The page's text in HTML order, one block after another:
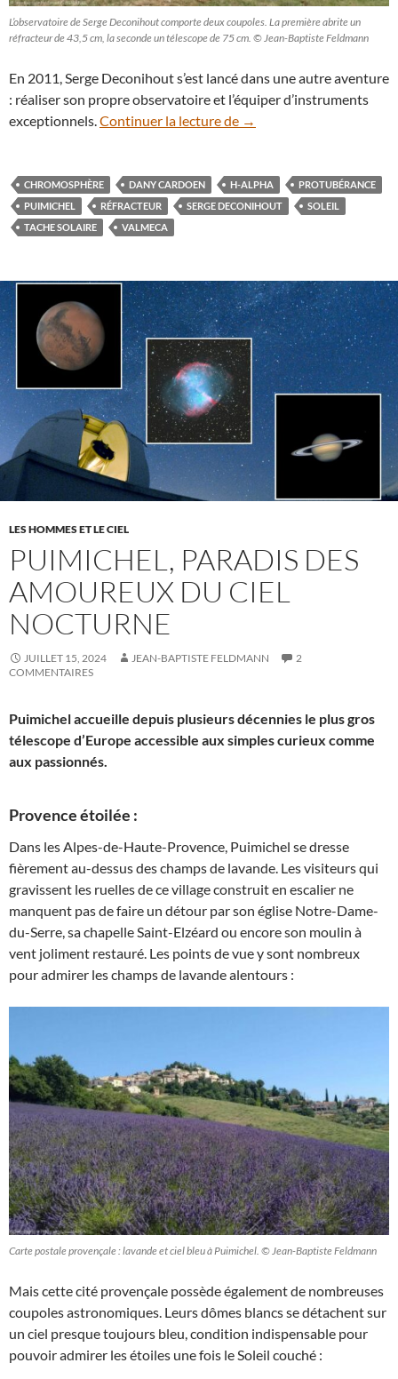
L’observatoire de Serge Deconihout comporte deux coupoles. La première abrite un
réfracteur de 43,5 cm, la seconde un télescope de 75 cm. © Jean-Baptiste Feldmann
En 2011, Serge Deconihout s’est lancé dans une autre aventure
: réaliser son propre observatoire et l’équiper d’instruments
exceptionnels. Continuer la lecture de Découverte : le
→
CHROMOSPHÈRE DANY CARDOEN H-ALPHA
PROTUBÉRANCE
PUIMICHEL
RÉFRACTEUR SERGE DECONIHOUT
SOLEIL
TACHE SOLAIRE
VALMECA
LES HOMMES ET LE CIEL
PUIMICHEL, PARADIS DES
AMOUREUX DU CIEL
NOCTURNE
JUILLET 15, 2024 JEAN-BAPTISTE FELDMANN
2
COMMENTAIRES
Puimichel accueille depuis plusieurs décennies le plus gros
télescope d’Europe accessible aux simples curieux comme
aux passionnés.
Provence étoilée :
Dans les Alpes-de-Haute-Provence, Puimichel se dresse
fièrement au-dessus des champs de lavande. Les visiteurs qui
gravissent les ruelles de ce village construit en escalier ne
manquent pas de faire un détour par son église Notre-Dame-
du-Serre, sa chapelle Saint-Elzéard ou encore son moulin à
vent joliment restauré. Les points de vue y sont nombreux
pour admirer les champs de lavande alentours :
Carte postale provençale : lavande et ciel bleu à Puimichel. © Jean-Baptiste Feldmann
Mais cette cité provençale possède également de nombreuses
coupoles astronomiques. Leurs dômes blancs se détachent sur
un ciel presque toujours bleu, condition indispensable pour
pouvoir admirer les étoiles une fois le Soleil couché :